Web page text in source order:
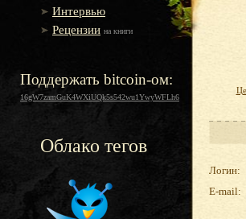
Интервью
Рецензии на книги
Поддержать bitcoin-ом:
16gW7zamGuK4WXiUQk5s542wu1YwyWFLh6
Облако тегов
Логин:
E-mail: